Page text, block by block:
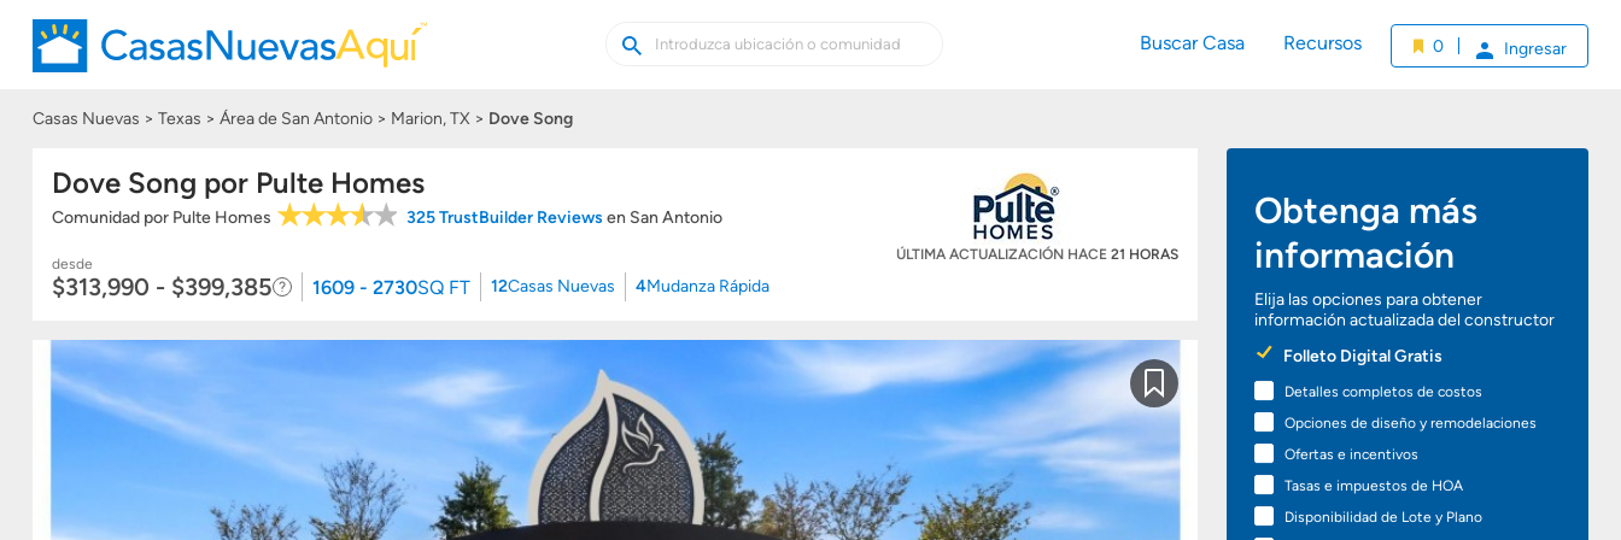
Buscar
casas
Buscar
Buscar Casa Recursos 0 Ingresar
Casas Nuevas Texas Área de San Antonio Marion, TX Dove Song
Dove Song por Pulte Homes
Comunidad por Pulte Homes 325 TrustBuilder Reviews en San Antonio
ÚLTIMA ACTUALIZACIÓN HACE 21 HORAS
desde
$313,990 - $399,385 1609 - 2730SQ FT 12Casas Nuevas 4Mudanza Rápida
Obtenga más
información
Elija las opciones para obtener
información actualizada del constructor
Preferred
Options
Folleto Digital Gratis
Detalles completos de costos
Opciones de diseño y remodelaciones
Ofertas e incentivos
Tasas e impuestos de HOA
Disponibilidad de Lote y Plano
Guardar